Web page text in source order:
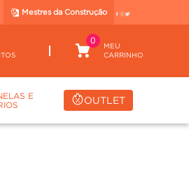
Mestres da Construção
0
E
OUTLET